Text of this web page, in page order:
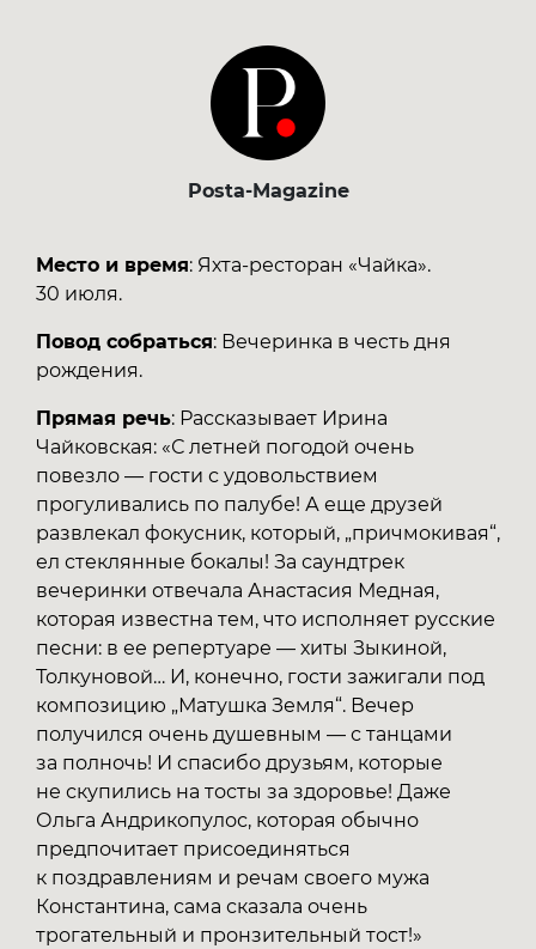
Posta-Magazine
Место и время: Яхта-ресторан «Чайка».
30 июля.
Повод собраться: Вечеринка в честь дня
рождения.
Прямая речь: Рассказывает Ирина
Чайковская: «С летней погодой очень
повезло — гости с удовольствием
прогуливались по палубе! А еще друзей
развлекал фокусник, который, „причмокивая“,
ел стеклянные бокалы! За саундтрек
вечеринки отвечала Анастасия Медная,
которая известна тем, что исполняет русские
песни: в ее репертуаре — хиты Зыкиной,
Толкуновой… И, конечно, гости зажигали под
композицию „Матушка Земля“. Вечер
получился очень душевным — с танцами
за полночь! И спасибо друзьям, которые
не скупились на тосты за здоровье! Даже
Ольга Андрикопулос, которая обычно
предпочитает присоединяться
к поздравлениям и речам своего мужа
Константина, сама сказала очень
трогательный и пронзительный тост!»